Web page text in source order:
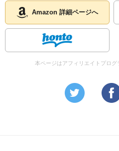
Amazon 詳細ページへ
本ページはアフィリエイトプロ